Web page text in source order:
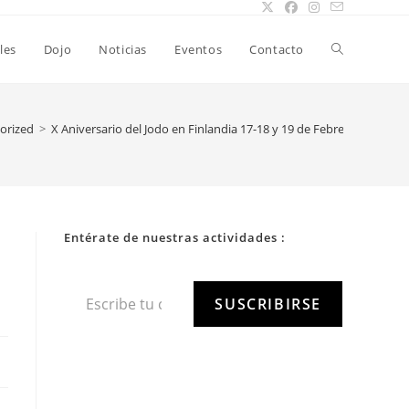
Dojo Noticias Eventos Contacto
> X Aniversario del Jodo en Finlandia 17-18 y 19 de Febrero de 2012
Entérate de nuestras actividades :
SUSCRIBIRSE